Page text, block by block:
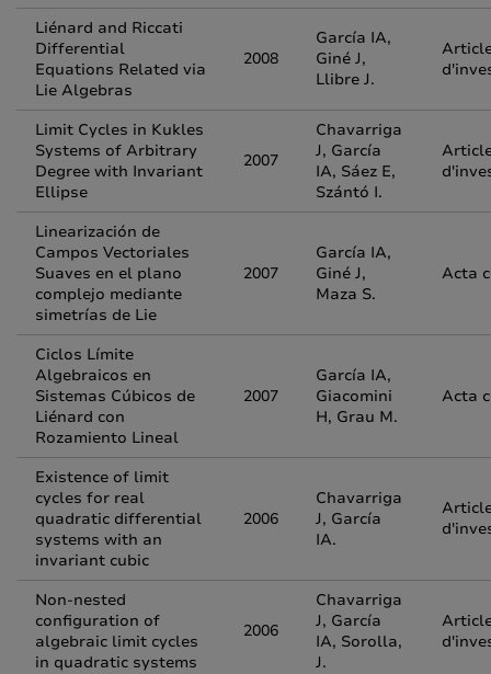
Liénard and Riccati
Differential
Equations Related via
Lie Algebras
2008
García IA,
Giné J,
Llibre J.
Limit Cycles in Kukles
Systems of Arbitrary
Degree with Invariant
Ellipse
2007
Chavarriga
J, García
IA, Sáez E,
Szántó I.
Linearización de
Campos Vectoriales
Suaves en el plano
complejo mediante
simetrías de Lie
2007
García IA,
Giné J,
Maza S.
Acta
Ciclos Límite
Algebraicos en
Sistemas Cúbicos de
Liénard con
Rozamiento Lineal
2007
García IA,
Giacomini
H, Grau M.
Acta
Existence of limit
cycles for real
quadratic differential
systems with an
invariant cubic
2006
Chavarriga
J, García
IA.
Non-nested
configuration of
algebraic limit cycles
in quadratic systems
2006
Chavarriga
J, García
IA, Sorolla,
J.